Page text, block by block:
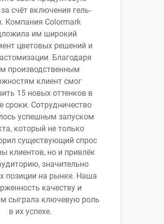
счёт включения гель-
Компания Colormark
им широкий
цветовых решений и
Благодаря
производственным
клиент смог
15 новых оттенков в
сроки. Сотрудничество
успешным запуском
который не только
существующий спрос
клиентов, но и привлёк
значительно
позиции на рынке. Наша
качеству и
сыграла ключевую роль
в их успехе.